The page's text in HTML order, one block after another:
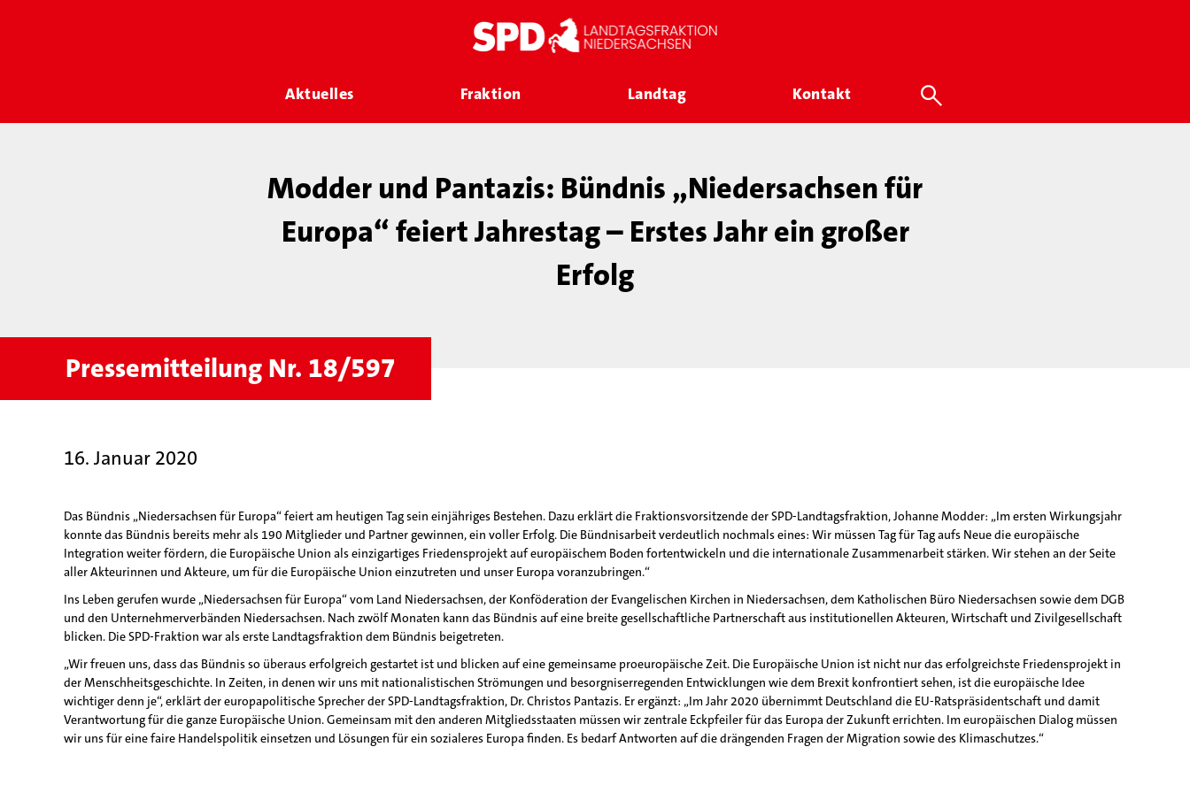
Aktuelles Fraktion Landtag Kontakt
Modder und Pantazis: Bündnis „Niedersachsen für
Europa“ feiert Jahrestag – Erstes Jahr ein großer
Erfolg
Pressemitteilung Nr. 18/597
16. Januar 2020
Das Bündnis „Niedersachsen für Europa“ feiert am heutigen Tag sein einjähriges Bestehen. Dazu erklärt die Fraktionsvorsitzende der SPD-Landtagsfraktion, Johanne Modder: „Im ersten Wirkungsjahr
konnte das Bündnis bereits mehr als 190 Mitglieder und Partner gewinnen, ein voller Erfolg. Die Bündnisarbeit verdeutlich nochmals eines: Wir müssen Tag für Tag aufs Neue die europäische
Integration weiter fördern, die Europäische Union als einzigartiges Friedensprojekt auf europäischem Boden fortentwickeln und die internationale Zusammenarbeit stärken. Wir stehen an der Seite
aller Akteurinnen und Akteure, um für die Europäische Union einzutreten und unser Europa voranzubringen.“
Ins Leben gerufen wurde „Niedersachsen für Europa“ vom Land Niedersachsen, der Konföderation der Evangelischen Kirchen in Niedersachsen, dem Katholischen Büro Niedersachsen sowie dem DGB
und den Unternehmerverbänden Niedersachsen. Nach zwölf Monaten kann das Bündnis auf eine breite gesellschaftliche Partnerschaft aus institutionellen Akteuren, Wirtschaft und Zivilgesellschaft
blicken. Die SPD-Fraktion war als erste Landtagsfraktion dem Bündnis beigetreten.
„Wir freuen uns, dass das Bündnis so überaus erfolgreich gestartet ist und blicken auf eine gemeinsame proeuropäische Zeit. Die Europäische Union ist nicht nur das erfolgreichste Friedensprojekt in
der Menschheitsgeschichte. In Zeiten, in denen wir uns mit nationalistischen Strömungen und besorgniserregenden Entwicklungen wie dem Brexit konfrontiert sehen, ist die europäische Idee
wichtiger denn je“, erklärt der europapolitische Sprecher der SPD-Landtagsfraktion, Dr. Christos Pantazis. Er ergänzt: „Im Jahr 2020 übernimmt Deutschland die EU-Ratspräsidentschaft und damit
Verantwortung für die ganze Europäische Union. Gemeinsam mit den anderen Mitgliedsstaaten müssen wir zentrale Eckpfeiler für das Europa der Zukunft errichten. Im europäischen Dialog müssen
wir uns für eine faire Handelspolitik einsetzen und Lösungen für ein sozialeres Europa finden. Es bedarf Antworten auf die drängenden Fragen der Migration sowie des Klimaschutzes.“